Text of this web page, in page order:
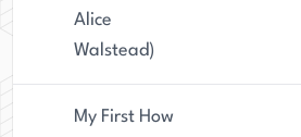
Alice
Walstead)
My First How